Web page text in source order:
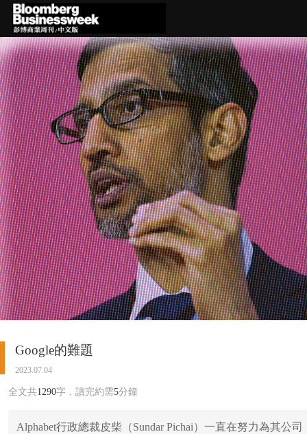
Google的難題
2023.07.04
全文共1290字，讀完約需5分鐘
Alphabet行政總裁皮柴（Sundar Pichai）一直在努力為其公司